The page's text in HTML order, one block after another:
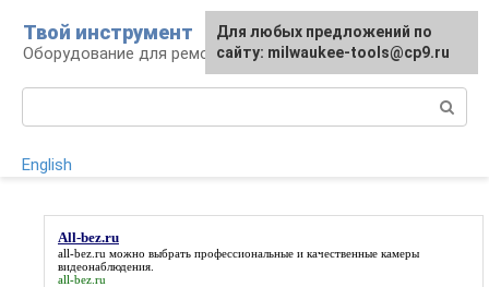
контенту
Твой инструмент
Оборудование для ремонтных работ
English
All-bez.ru
all-bez.ru можно выбрать профессиональные и качественные камеры
видеонаблюдения.
all-bez.ru
Для любых предложений по
сайту: milwaukee-tools@cp9.ru